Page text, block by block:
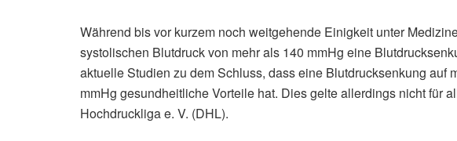
Während bis vor kurzem noch weitgehende Einigkeit unter
systolischen Blutdruck von mehr als 140 mmHg eine
aktuelle Studien zu dem Schluss, dass eine Blutdrucksenkung auf
mmHg gesundheitliche Vorteile hat. Dies gelte allerdings nicht für
Hochdruckliga e. V. (DHL).